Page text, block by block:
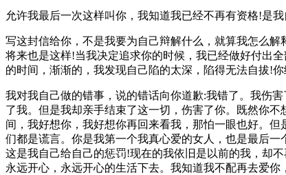
允许我最后一次这样叫你，我知道我已经不再有资格!是
写这封信给你，不是我要为自己辩解什么，就算我怎么
将来也是这样!当我决定追求你的时候，我已经做好付出
的时间，渐渐的，我发现自己陷的太深，陷得无法自拔!
我对我自己做的错事，说的错话向你道歉:我错了。我伤
了我。但是我却亲手结束了这一切，伤害了你。既然你
间，我好想你，我好想你再回来看我，那怕一眼也好。
们都是谎言。你是我第一个我真心爱的女人，也是最后
这是我自己给自己的惩罚!现在的我依旧是以前的我，却
永远开心，永远开心的生活下去。我知道我不配再去爱